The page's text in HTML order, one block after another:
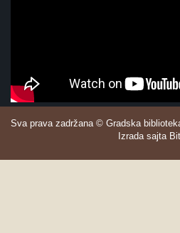
Sva prava zadržana © Gradska
Izrada sajta